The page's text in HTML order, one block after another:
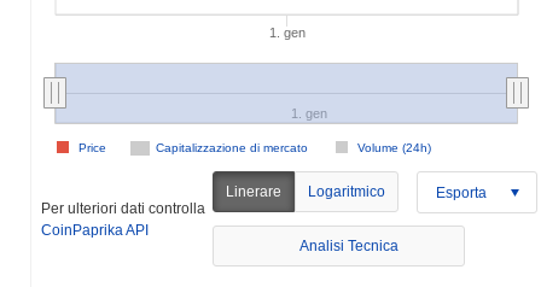
1. gen
Capitalizzazione di mercato Volume (24h)
Price
1. gen
Per ulteriori dati controlla
CoinPaprika API
Linerare Logaritmico Esporta
Analisi Tecnica